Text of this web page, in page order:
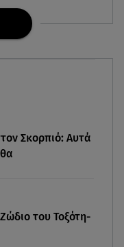
15χρονης
σε
Σκορπιό: Αυτά
του Τοξότη-